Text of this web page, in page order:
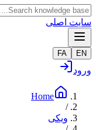
سایت اصلی
EN
FA
ورود
Home
/
ویکی